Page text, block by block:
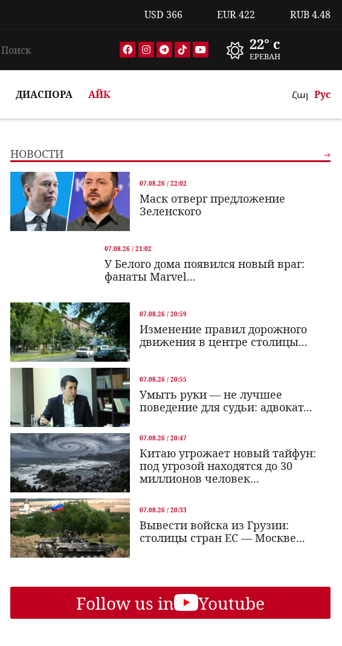
USD 366 EUR422 RUB4.48
22° c
ЕРЕВАН
ДИАСПОРА АЙК Հայ Рус
НОВОСТИ
07.08.26 / 22:02
Маск отверг предложение
Зеленского
07.08.26 / 21:02
У Белого дома появился новый враг:
фанаты Marvel...
07.08.26 / 20:59
Изменение правил дорожного
движения в центре столицы...
07.08.26 / 20:55
Умыть руки — не лучшее
поведение для судьи: адвокат...
07.08.26 / 20:47
Китаю угрожает новый тайфун:
под угрозой находятся до 30
миллионов человек...
07.08.26 / 20:33
Вывести войска из Грузии:
столицы стран ЕС — Москве...
Follow us in Youtube